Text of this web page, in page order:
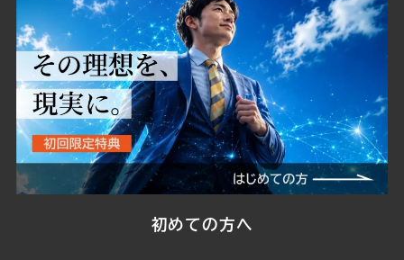
の
公
式
Youtube
の
公
式
Facebook
の
公
式
Twitter
の
公
式
の
公
式
LINE
初めての方へ